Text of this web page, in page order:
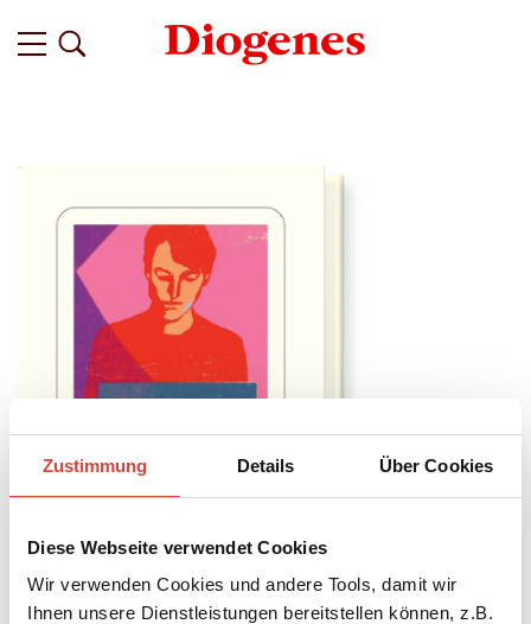
Zustimmung Details Über Cookies
Diese Webseite verwendet Cookies
Wir verwenden Cookies und andere Tools, damit wir
Ihnen unsere Dienstleistungen bereitstellen können, z.B.